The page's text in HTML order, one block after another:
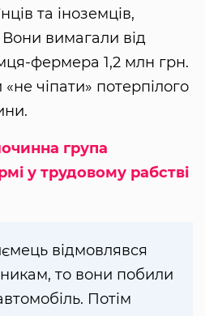
та іноземців,
Вони вимагали від
фермера 1,2 млн грн.
чіпати» потерпілого
група
у трудовому рабстві
відмовлявся
то вони побили
Потім